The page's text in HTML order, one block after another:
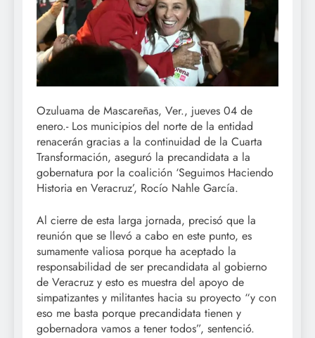
Ozuluama de Mascareñas, Ver., jueves 04 de
enero.- Los municipios del norte de la entidad
renacerán gracias a la continuidad de la Cuarta
Transformación, aseguró la precandidata a la
gobernatura por la coalición ‘Seguimos Haciendo
Historia en Veracruz’, Rocío Nahle García.
Al cierre de esta larga jornada, precisó que la
reunión que se llevó a cabo en este punto, es
sumamente valiosa porque ha aceptado la
responsabilidad de ser precandidata al gobierno
de Veracruz y esto es muestra del apoyo de
simpatizantes y militantes hacia su proyecto “y con
eso me basta porque precandidata tienen y
gobernadora vamos a tener todos”, sentenció.